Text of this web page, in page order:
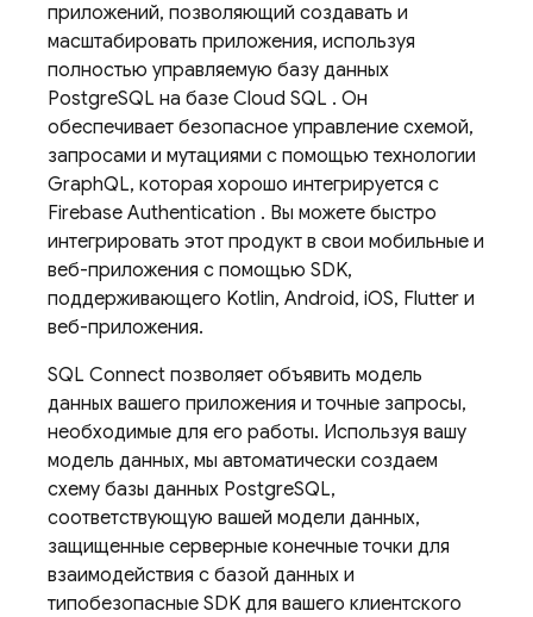
приложений, позволяющий создавать и
масштабировать приложения, используя
полностью управляемую базу данных
PostgreSQL на базе Cloud SQL . Он
обеспечивает безопасное управление схемой,
запросами и мутациями с помощью технологии
GraphQL, которая хорошо интегрируется с
Firebase Authentication . Вы можете быстро
интегрировать этот продукт в свои мобильные и
веб-приложения с помощью SDK,
поддерживающего Kotlin, Android, iOS, Flutter и
веб-приложения.
SQL Connect позволяет объявить модель
данных вашего приложения и точные запросы,
необходимые для его работы. Используя вашу
модель данных, мы автоматически создаем
схему базы данных PostgreSQL,
соответствующую вашей модели данных,
защищенные серверные конечные точки для
взаимодействия с базой данных и
типобезопасные SDK для вашего клиентского